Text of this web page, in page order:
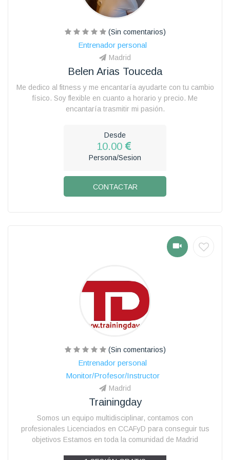
(Sin comentarios)
Entrenador personal
Madrid
Belen Arias Touceda
Me dedico al fitness y me encantaría ayudarte con tu cambio
físico. Soy flexible en cuanto a horario y precio. Me
encantaría trasmitir mi pasión.
Desde
10.00
Persona/Sesion
CONTACTAR
(Sin comentarios)
Entrenador personal
Monitor/Profesor/Instructor
Madrid
Trainingday
Somos un equipo multidisciplinar, contamos con
profesionales Licenciados en CCAFyD para conseguir tus
objetivos Estamos en toda la comunidad de Madrid